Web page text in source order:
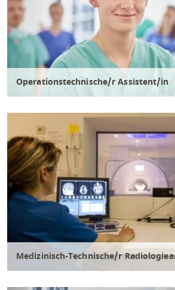
Operationstechnische/r Assistent/in
Medizinisch-Technische/r